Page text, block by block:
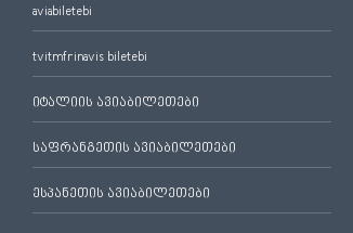
aviabiletebi
tvitmfrinavis biletebi
იტალიის ავიაბილეთები
საფრანგეთის ავიაბილეთები
ესპანეთის ავიაბილეთები